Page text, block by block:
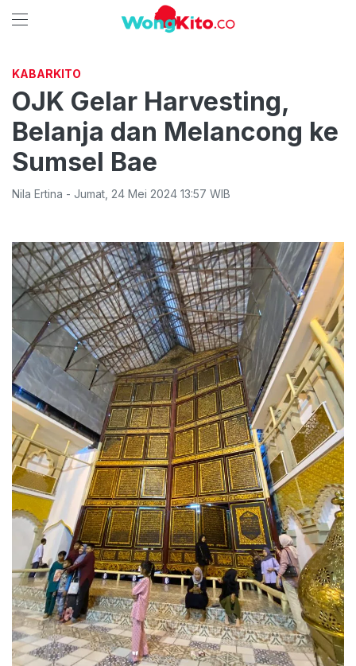
KABARKITO
OJK Gelar Harvesting,
Belanja dan Melancong ke
Sumsel Bae
Nila Ertina - Jumat 24 Mei 2024 13:57 WIB